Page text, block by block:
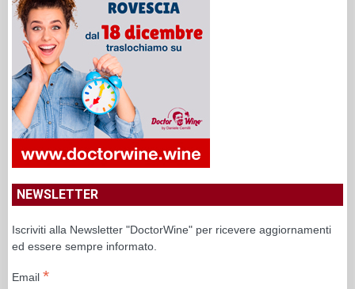
NEWSLETTER
Iscriviti alla Newsletter "DoctorWine" per ricevere aggiornamenti
ed essere sempre informato.
Email *